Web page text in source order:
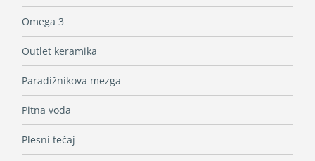
Omega 3
Outlet keramika
Paradižnikova mezga
Pitna voda
Plesni tečaj